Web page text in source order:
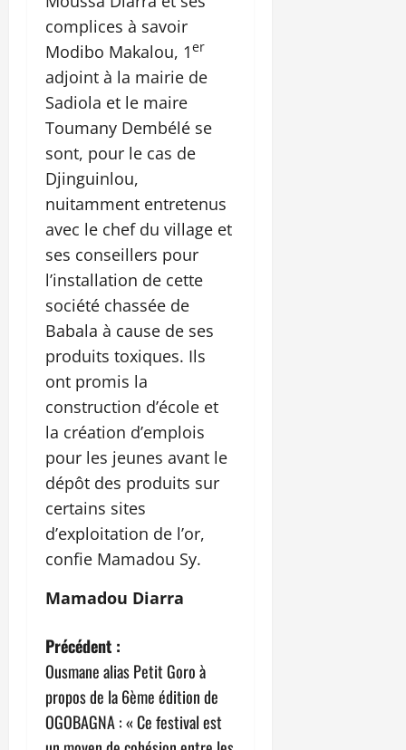
complices à savoir
Modibo Makalou, 1er
adjoint à la mairie de
Sadiola et le maire
Toumany Dembélé se
sont, pour le cas de
Djinguinlou,
nuitamment entretenus
avec le chef du village et
ses conseillers pour
l’installation de cette
société chassée de
Babala à cause de ses
produits toxiques. Ils
ont promis la
construction d’école et
la création d’emplois
pour les jeunes avant le
dépôt des produits sur
certains sites
d’exploitation de l’or,
confie Mamadou Sy.
Mamadou Diarra
N
a
v
Précédent :
Ousmane alias Petit Goro à
propos de la 6ème édition de
OGOBAGNA : « Ce festival est